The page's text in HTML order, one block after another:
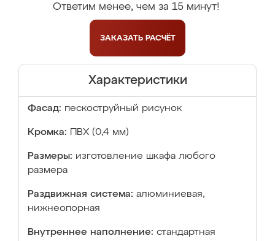
Ответим менее, чем за 15 минут!
ЗАКАЗАТЬ РАСЧЁТ
Характеристики
Фасад: пескоструйный рисунок
Кромка: ПВХ (0,4 мм)
Размеры: изготовление шкафа любого
размера
Раздвижная система: алюминиевая,
нижнеопорная
Внутреннее наполнение: стандартная